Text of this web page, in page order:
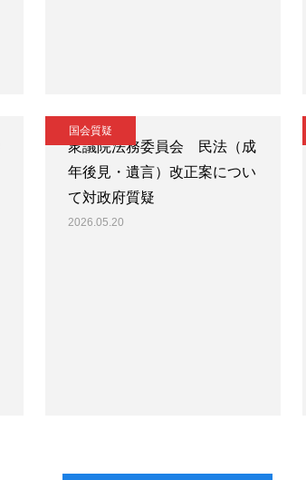
国会質疑
衆議院法務委員会 民法（成
年後見・遺言）改正案につい
て対政府質疑
2026.05.20